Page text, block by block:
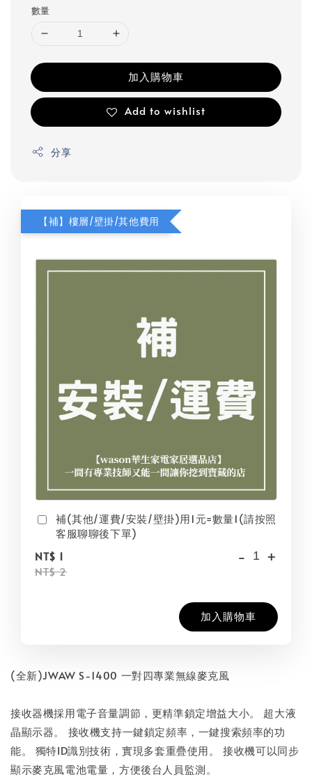
數量
加入購物車
Add to wishlist
分享
【補】樓層/壁掛/其他費用
補(其他/運費/安裝/壁掛)用1元=數量1(請按照
客服聊聊後下單)
NT$ 1
NT$ 2
- +
加入購物車
(全新)JWAW S-1400 一對四專業無線麥克風
接收器機採用電子音量調節，更精準鎖定增益大小。 超大液
晶顯示器。 接收機支持一鍵鎖定頻率，一鍵搜索頻率的功
能。 獨特ID識別技術，實現多套重疊使用。 接收機可以同步
顯示麥克風電池電量，方便後台人員監測。